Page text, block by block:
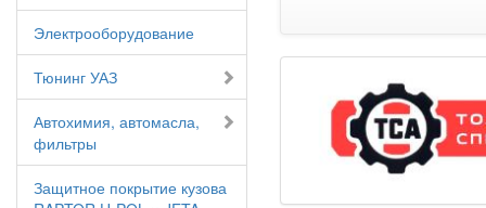
Электрооборудование
Тюнинг УАЗ
Автохимия, автомасла,
фильтры
Защитное покрытие кузова